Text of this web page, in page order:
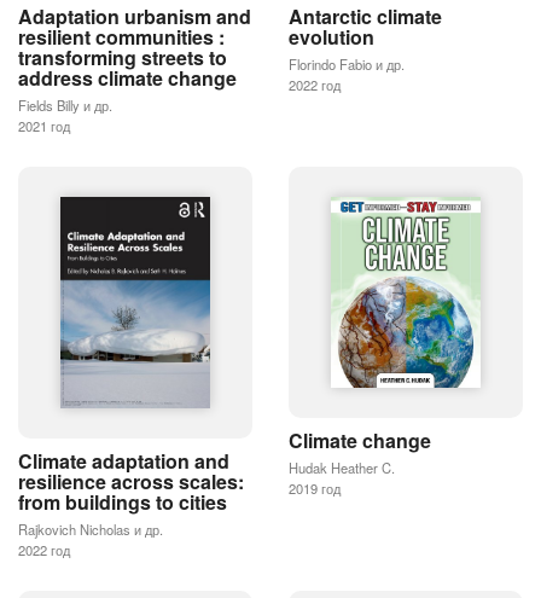
Adaptation urbanism and
resilient communities :
transforming streets to
address climate change
Fields Billy и др.
2021 год
Antarctic climate
evolution
Florindo Fabio и др.
2022 год
Climate adaptation and
resilience across scales:
from buildings to cities
Rajkovich Nicholas и др.
2022 год
Climate change
Hudak Heather C.
2019 год